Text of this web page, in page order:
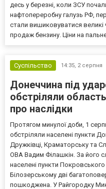
десь у березні, коли ЗСУ
нафтопереробну галузь РФ,
стали вишиковуватися великі
продаж бензину. Ціни на
Суспільство 14:35, 2 серпня
Донеччина під
обстріляли
про наслідки
Протягом минулої доби, 1
обстріляли населені пункти
Дружківці, Краматорську та
ОВА Вадим Філашкін. За його
населені пункти
Білозерському дві
пошкоджена. У Райгородку